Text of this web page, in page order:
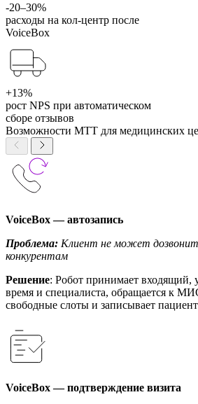
-20–30%
расходы на кол-центр после
VoiceBox
+13%
рост NPS при автоматическом
сборе отзывов
Возможности МТТ для медицинских
VoiceBox — автозапись
Проблема: Клиент не может
конкурентам
Решение: Робот принимает входящий,
время и специалиста, обращается к
свободные слоты и записывает
VoiceBox — подтверждение визита